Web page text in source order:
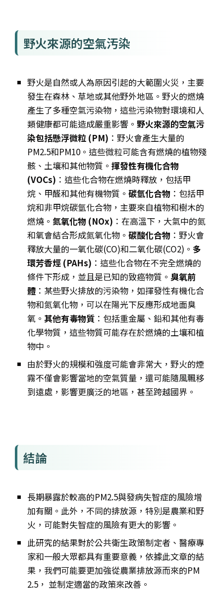
野火來源的空氣汚染
野火是自然或人為原因引起的大範圍火災，主要
發生在森林、草地或其他野外地區。野火的燃燒
產生了多種空氣污染物，這些污染物對環境和人
類健康都可能造成嚴重影響。 野火來源的空氣污
染包括懸浮微粒 (PM) ：野火會產生大量的
PM2.5和PM10。這些微粒可能含有燃燒的植物殘
骸、土壤和其他物質。 揮發性有機化合物
(VOCs) ：這些化合物在燃燒時釋放，包括甲
烷、甲醛和其他有機物質。 碳氫化合物 ：包括甲
烷和非甲烷碳氫化合物，主要來自植物和樹木的
燃燒。 氮氧化物 (NOx) ：在高溫下，大氣中的氮
和氧會結合形成氮氧化物。 碳酸化合物 ：野火會
釋放大量的一氧化碳(CO)和二氧化碳(CO2)。 多
環芳香烴 (PAHs) ：這些化合物在不完全燃燒的
條件下形成，並且是已知的致癌物質。 臭氧前
體 ：某些野火排放的污染物，如揮發性有機化合
物和氮氧化物，可以在陽光下反應形成地面臭
氧。 其他有毒物質 ：包括重金屬、鉛和其他有毒
化學物質，這些物質可能存在於燃燒的土壤和植
物中。
由於野火的規模和強度可能會非常大， 野火的煙
霧不僅會影響當地的空氣質量，還可能隨風飄移
到遠處，影響更廣泛的地區，甚至跨越國界。
結論
長期暴露於較高的PM2.5與發病失智症的風險增
加有關。此外，不同的排放源，特別是農業和野
火，可能對失智症的風險有更大的影響。
此研究的結果對於公共衛生政策制定者、醫療專
家和一般大眾都具有重要意義，依據此文章的結
果，我們可能要更加強從農業排放源而來的PM
2.5， 並制定適當的政策來改善。